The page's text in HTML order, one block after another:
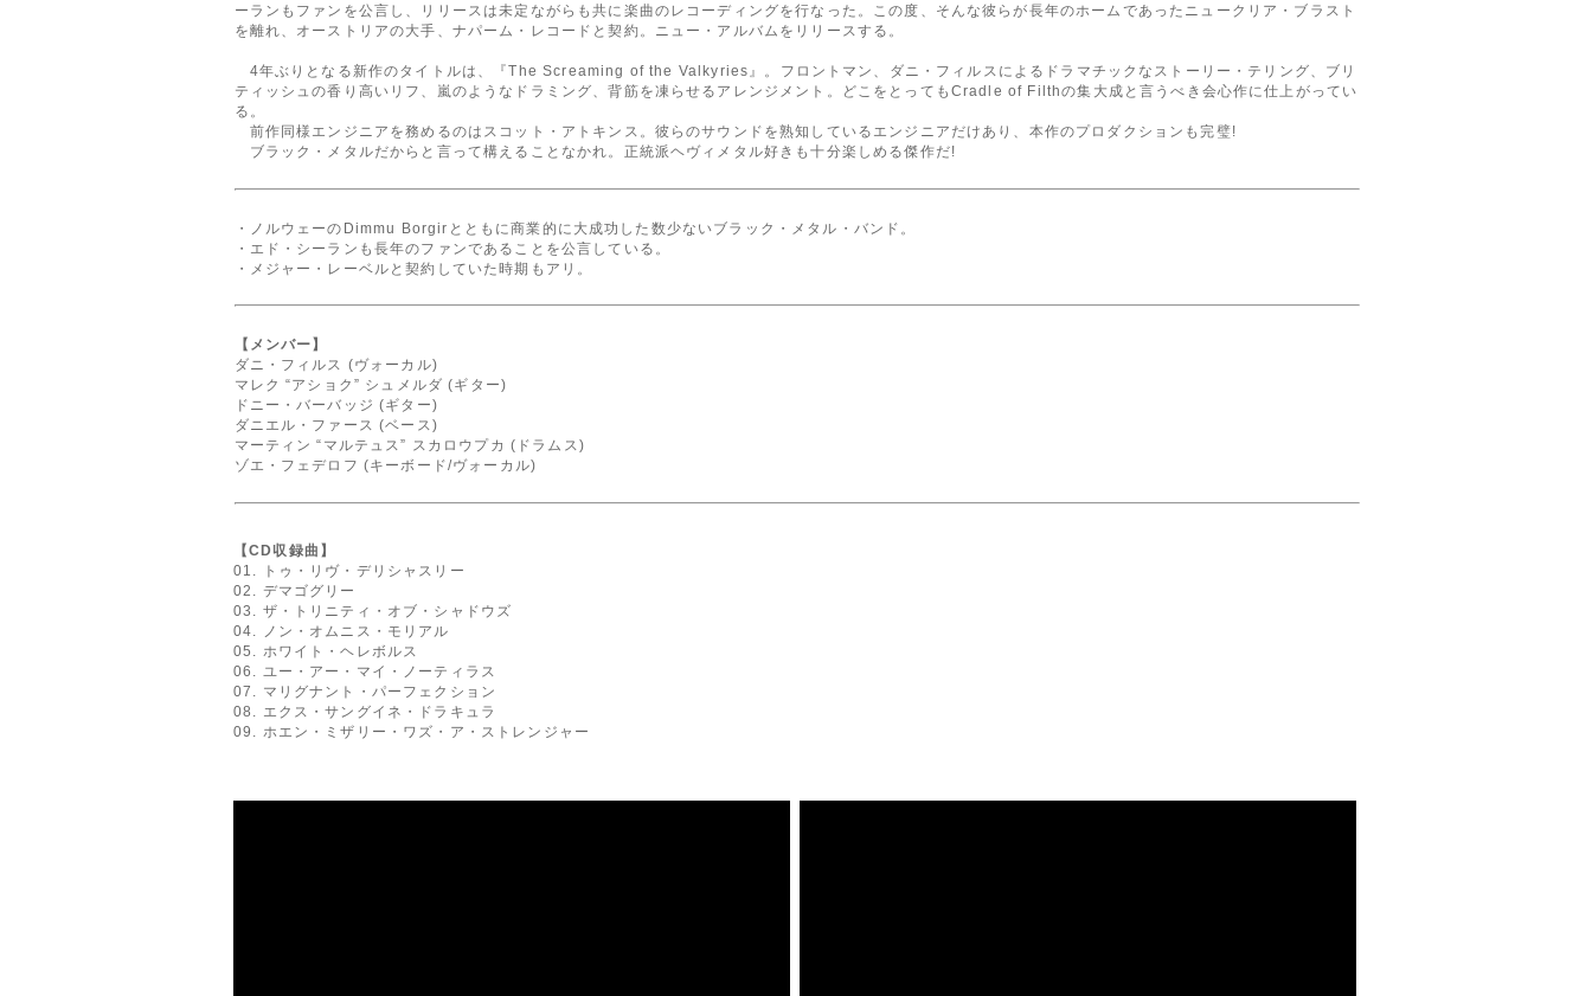
ーランもファンを公言し、リリースは未定ながらも共に楽曲のレコーディングを行なった。この度、そんな彼らが長年のホームであったニュークリア・ブラスト
を離れ、オーストリアの大手、ナパーム・レコードと契約。ニュー・アルバムをリリースする。
4年ぶりとなる新作のタイトルは、『The Screaming of the Valkyries』。フロントマン、ダニ・フィルスによるドラマチックなストーリー・テリング、ブリ
ティッシュの香り高いリフ、嵐のようなドラミング、背筋を凍らせるアレンジメント。どこをとってもCradle of Filthの集大成と言うべき会心作に仕上がってい
る。
前作同様エンジニアを務めるのはスコット・アトキンス。彼らのサウンドを熟知しているエンジニアだけあり、本作のプロダクションも完璧!
ブラック・メタルだからと言って構えることなかれ。正統派ヘヴィメタル好きも十分楽しめる傑作だ!
・ノルウェーのDimmu Borgirとともに商業的に大成功した数少ないブラック・メタル・バンド。
・エド・シーランも長年のファンであることを公言している。
・メジャー・レーベルと契約していた時期もアリ。
【メンバー】
ダニ・フィルス (ヴォーカル)
マレク “アショク” シュメルダ (ギター)
ドニー・バーバッジ (ギター)
ダニエル・ファース (ベース)
マーティン “マルテュス” スカロウプカ (ドラムス)
ゾエ・フェデロフ (キーボード/ヴォーカル)
【CD収録曲】
01. トゥ・リヴ・デリシャスリー
02. デマゴグリー
03. ザ・トリニティ・オブ・シャドウズ
04. ノン・オムニス・モリアル
05. ホワイト・ヘレボルス
06. ユー・アー・マイ・ノーティラス
07. マリグナント・パーフェクション
08. エクス・サングイネ・ドラキュラ
09. ホエン・ミザリー・ワズ・ア・ストレンジャー